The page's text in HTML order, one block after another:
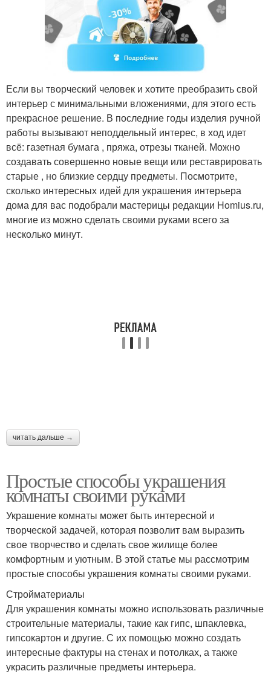
Если вы творческий человек и хотите преобразить свой
интерьер с минимальными вложениями, для этого есть
прекрасное решение. В последние годы изделия ручной
работы вызывают неподдельный интерес, в ход идет
всё: газетная бумага , пряжа, отрезы тканей. Можно
создавать совершенно новые вещи или реставрировать
старые , но близкие сердцу предметы. Посмотрите,
сколько интересных идей для украшения интерьера
дома для вас подобрали мастерицы редакции Homius.ru,
многие из можно сделать своими руками всего за
несколько минут.
читать дальше →
Простые способы украшения
комнаты своими руками
Украшение комнаты может быть интересной и
творческой задачей, которая позволит вам выразить
свое творчество и сделать свое жилище более
комфортным и уютным. В этой статье мы рассмотрим
простые способы украшения комнаты своими руками.
Стройматериалы
Для украшения комнаты можно использовать различные
строительные материалы, такие как гипс, шпаклевка,
гипсокартон и другие. С их помощью можно создать
интересные фактуры на стенах и потолках, а также
украсить различные предметы интерьера.